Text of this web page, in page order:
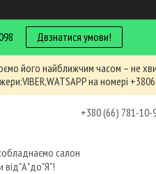
Двзнатися умови!
його найближчим часом – не
на номері
+380 (66) 781-10-
салон
від"А"до"Я"!